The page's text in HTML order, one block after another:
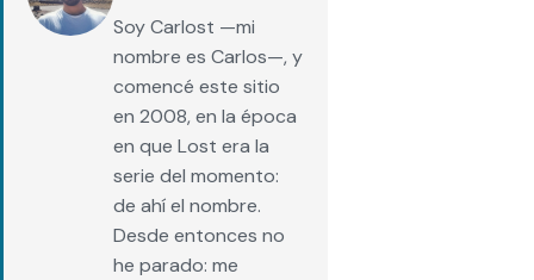
Soy Carlost —mi
nombre es Carlos—, y
comencé este sitio
en 2008, en la época
en que Lost era la
serie del momento:
de ahí el nombre.
Desde entonces no
he parado: me